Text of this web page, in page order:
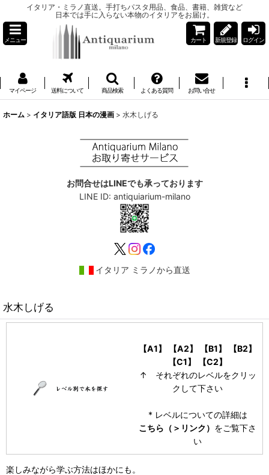
イタリア・ミラノ直送。手打ちパスタ用品、食品、書籍、雑貨など
日本では手に入らない本物のイタリアをお届け。
メニュー カート 新規登録 ログイン
マイページ 送料について 商品検索 よくある質問 お問い合せ
ホーム > イタリア語版 日本の漫画 > 水木しげる
お問合せはLINEでも承っております
LINE ID: antiquiarium-milano
イタリア ミラノから直送
水木しげる
【A1】 【A2】 【B1】
【B2】
【C1】
【C2】
↑ それぞれのレベルをクリッ
クして下さい
* レベルについての詳細は
こちら（＞リンク） をご覧下さ
い
楽しみながら学ぶ方法はほかにも。